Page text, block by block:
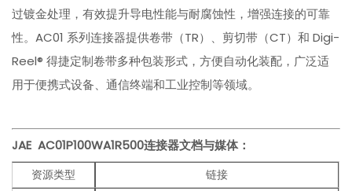
过镀金处理，有效提升导电性能与耐腐蚀性，增强连接的可靠
性。AC01 系列连接器提供卷带（TR）、剪切带（CT）和 Digi-
Reel® 得捷定制卷带多种包装形式，方便自动化装配，广泛适
用于便携式设备、通信终端和工业控制等领域。
JAE AC01P100WA1R500连接器文档与媒体：
资源类型 链接